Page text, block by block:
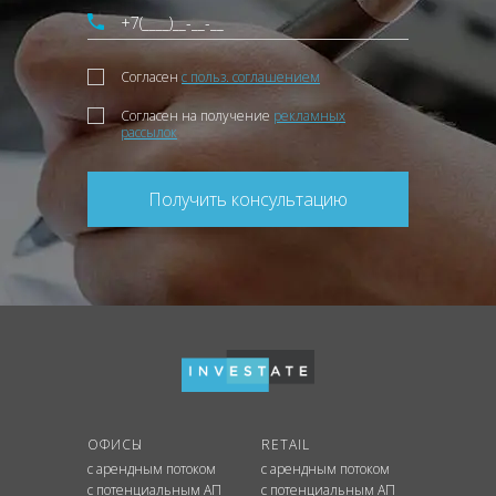
Согласен с польз. соглашением
Согласен на получение рекламных
рассылок
Получить консультацию
ОФИСЫ
с арендным потоком
с потенциальным АП
RETAIL
с арендным потоком
с потенциальным АП